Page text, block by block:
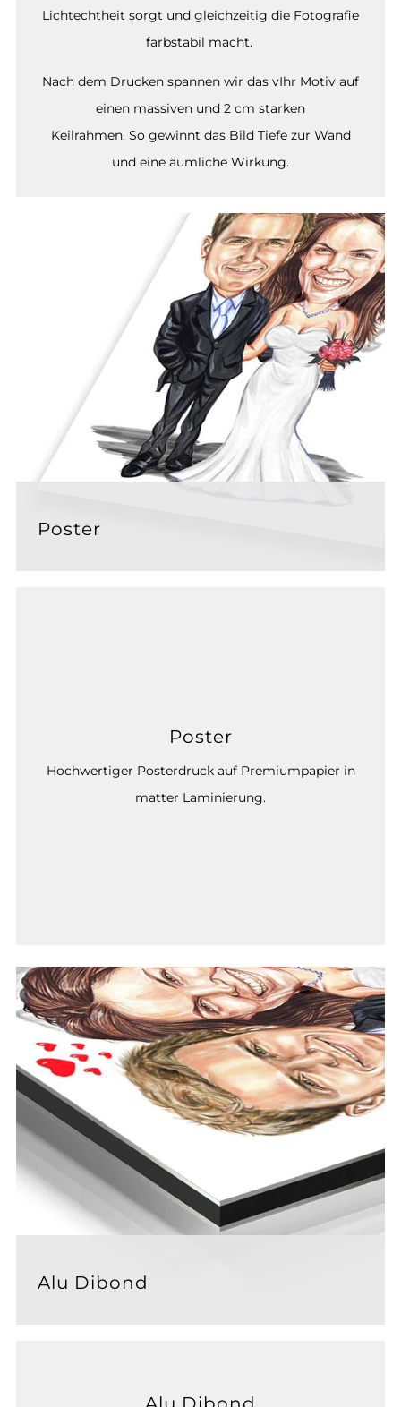
Lichtechtheit sorgt und gleichzeitig die Fotografie
farbstabil macht.
Nach dem Drucken spannen wir das vIhr Motiv auf
einen massiven und 2 cm starken
Keilrahmen. So gewinnt das Bild Tiefe zur Wand
und eine äumliche Wirkung.
Poster
Poster
Hochwertiger Posterdruck auf Premiumpapier in
matter Laminierung.
Alu Dibond